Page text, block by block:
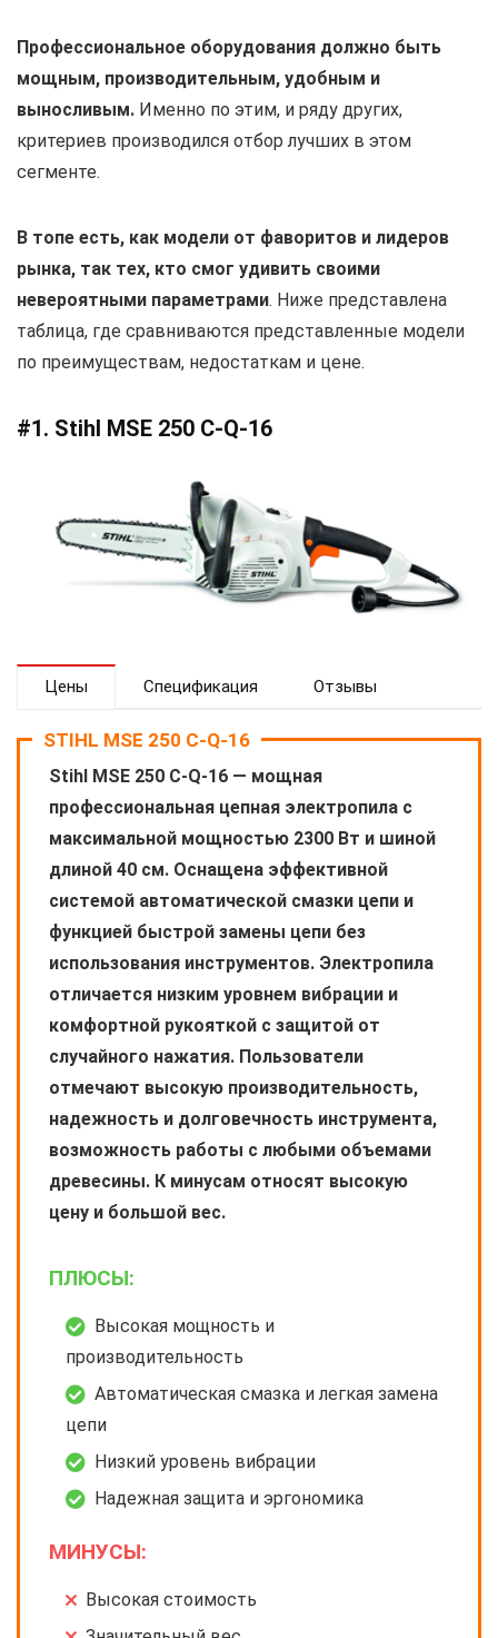
Профессиональное оборудования должно быть
мощным, производительным, удобным и
выносливым. Именно по этим, и ряду других,
критериев производился отбор лучших в этом
сегменте.
В топе есть, как модели от фаворитов и лидеров
рынка, так тех, кто смог удивить своими
невероятными параметрами. Ниже представлена
таблица, где сравниваются представленные модели
по преимуществам, недостаткам и цене.
#1. Stihl MSE 250 C-Q-16
Цены Спецификация Отзывы
STIHL MSE 250 C-Q-16
Stihl MSE 250 C-Q-16 — мощная
профессиональная цепная электропила с
максимальной мощностью 2300 Вт и шиной
длиной 40 см. Оснащена эффективной
системой автоматической смазки цепи и
функцией быстрой замены цепи без
использования инструментов. Электропила
отличается низким уровнем вибрации и
комфортной рукояткой с защитой от
случайного нажатия. Пользователи
отмечают высокую производительность,
надежность и долговечность инструмента,
возможность работы с любыми объемами
древесины. К минусам относят высокую
цену и большой вес.
ПЛЮСЫ:
Высокая мощность и
производительность
Автоматическая смазка и легкая замена
цепи
Низкий уровень вибрации
Надежная защита и эргономика
МИНУСЫ:
Высокая стоимость